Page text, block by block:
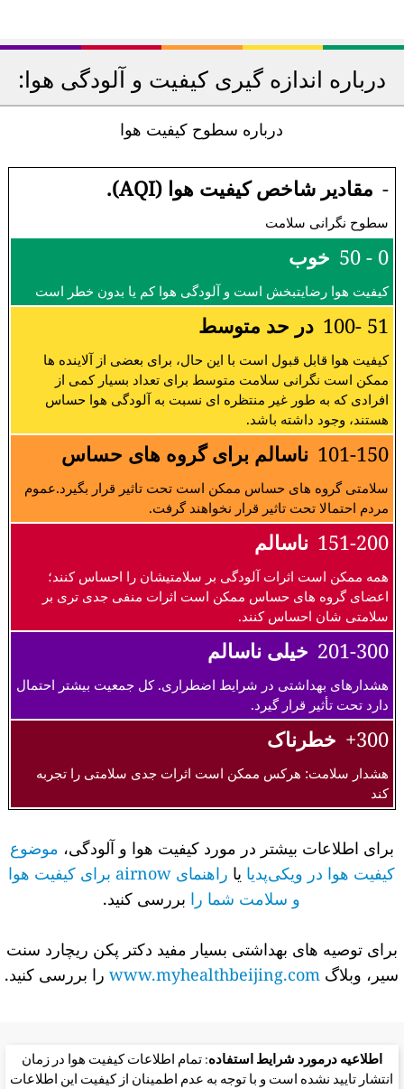
درباره اندازه گیری کیفیت و آلودگی هوا:
درباره سطوح کیفیت هوا
- مقادیر شاخص کیفیت هوا (AQI).
سطوح نگرانی سلامت
0 - 50 خوب
کیفیت هوا رضایتبخش است و آلودگی هوا کم یا بدون خطر است
51 -100 در حد متوسط
کیفیت هوا قابل قبول است با این حال، برای بعضی از آلاینده ها
ممکن است نگرانی سلامت متوسط برای تعداد بسیار کمی از
افرادی که به طور غیر منتظره ای نسبت به آلودگی هوا حساس
هستند، وجود داشته باشد.
101-150 ناسالم برای گروه های حساس
سلامتی گروه های حساس ممکن است تحت تاثیر قرار بگیرد.عموم
مردم احتمالا تحت تاثیر قرار نخواهند گرفت.
151-200 ناسالم
همه ممکن است اثرات آلودگی بر سلامتیشان را احساس کنند؛
اعضای گروه های حساس ممکن است اثرات منفی جدی تری بر
سلامتی شان احساس کنند.
201-300 خیلی ناسالم
هشدارهای بهداشتی در شرایط اضطراری. کل جمعیت بیشتر احتمال
دارد تحت تأثیر قرار گیرد.
300+ خطرناک
هشدار سلامت: هرکس ممکن است اثرات جدی سلامتی را تجربه
کند
برای اطلاعات بیشتر در مورد کیفیت هوا و آلودگی، موضوع
کیفیت هوا در ویکی‌پدیایا
راهنمای airnow برای کیفیت هوا
و سلامت شما را بررسی کنید.
برای توصیه های بهداشتی بسیار مفید دکتر پکن ریچارد سنت
سیر، وبلاگ www.myhealthbeijing.comرا بررسی کنید.
اطلاعیه درمورد شرایط استفاده: تمام اطلاعات کیفیت هوا در زمان
انتشار تایید نشده است و با توجه به عدم اطمینان از کیفیت این اطلاعات